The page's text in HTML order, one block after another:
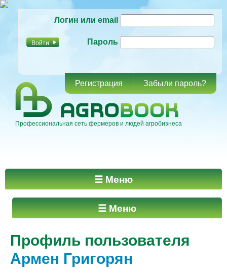
основному
Логин или email
Пароль
Регистрация Забыли пароль?
Профессиональная сеть фермеров и людей агробизнеса
Главное меню ☰ Меню
☰ Меню
Профиль пользователя
Армен Григорян